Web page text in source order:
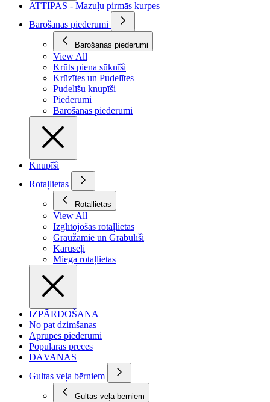
ATTIPAS - Mazuļu pirmās kurpes
Barošanas piederumi
Barošanas piederumi
View All
Krūts piena sūknīši
Krūzītes un Pudelītes
Pudelīšu knupīši
Piederumi
Barošanas piederumi
Knupīši
Rotaļlietas
Rotaļlietas
View All
Izglītojošas rotaļlietas
Graužamie un Grabulīši
Karuseļi
Miega rotaļlietas
IZPĀRDOŠANA
No pat dzimšanas
Aprūpes piederumi
Populāras preces
DĀVANAS
Gultas veļa bērniem
Gultas veļa bērniem